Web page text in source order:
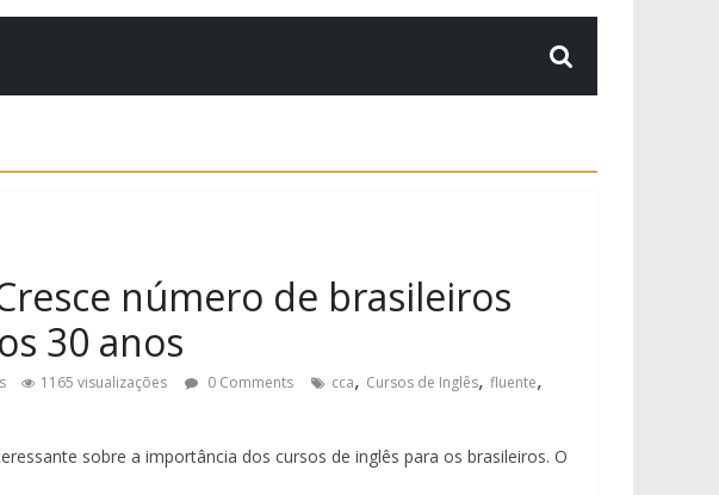
número de brasileiros
30 anos
1165 visualizações 0 Comments cca, Cursos de Inglês, fluente,
sobre a importância dos cursos de inglês para os brasileiros. O